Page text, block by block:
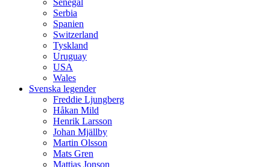
Senegal
Serbia
Spanien
Switzerland
Tyskland
Uruguay
USA
Wales
Svenska legender
Freddie Ljungberg
Håkan Mild
Henrik Larsson
Johan Mjällby
Martin Olsson
Mats Gren
Mattias Jonson